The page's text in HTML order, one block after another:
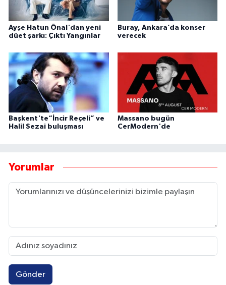
Ayşe Hatun Önal'dan yeni
düet şarkı: Çıktı Yangınlar
Buray, Ankara’da konser
verecek
Başkent'te“İncir Reçeli” ve
Halil Sezai buluşması
Massano bugün
CerModern'de
Yorumlar